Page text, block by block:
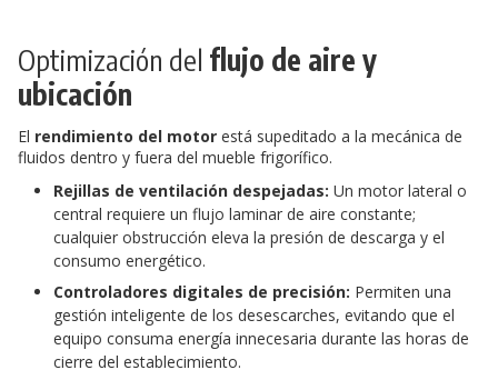
Optimización del flujo de aire y
ubicación
El rendimiento del motor está supeditado a la mecánica de
fluidos dentro y fuera del mueble frigorífico.
Rejillas de ventilación despejadas: Un motor lateral o
central requiere un flujo laminar de aire constante;
cualquier obstrucción eleva la presión de descarga y el
consumo energético.
Controladores digitales de precisión: Permiten una
gestión inteligente de los desescarches, evitando que el
equipo consuma energía innecesaria durante las horas de
cierre del establecimiento.